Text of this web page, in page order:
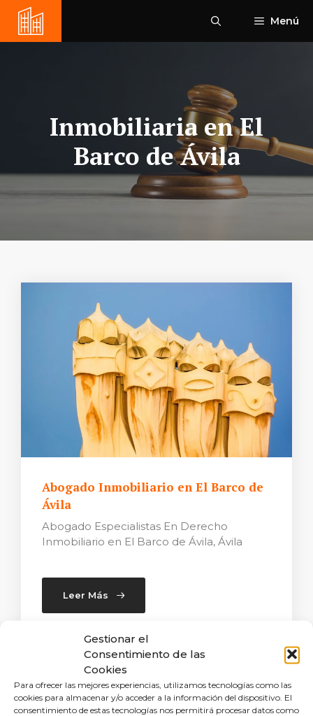
Gestionar el
Consentimiento de las
Cookies
Para ofrecer las mejores experiencias, utilizamos tecnologías como las
cookies para almacenar y/o acceder a la información del dispositivo. El
consentimiento de estas tecnologías nos permitirá procesar datos como
Saltar
contenido
Menú
Inmobiliaria en El
Barco de Ávila
Abogado Inmobiliario en El Barco de
Ávila
Abogado Especialistas En Derecho
Inmobiliario en El Barco de Ávila, Ávila
Leer Más